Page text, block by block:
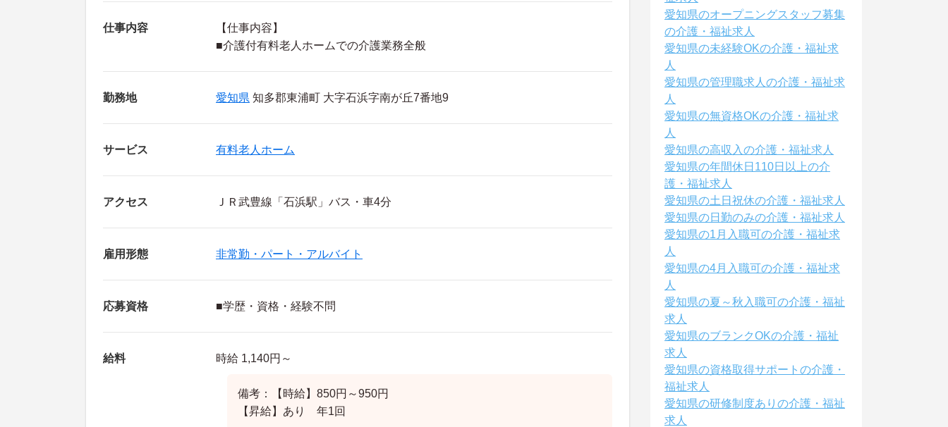
仕事内容
【仕事内容】
■介護付有料老人ホームでの介護業務全般
勤務地 愛知県 知多郡東浦町 大字石浜字南が丘7番地9
サービス 有料老人ホーム
アクセス ＪＲ武豊線「石浜駅」バス・車4分
雇用形態 非常勤・パート・アルバイト
応募資格 ■学歴・資格・経験不問
給料 時給 1,140円～
備考：【時給】850円～950円
【昇給】あり 年1回
愛知県のオープニングスタッフ募集
の介護・福祉求人
愛知県の未経験OKの介護・福祉求
人
愛知県の管理職求人の介護・福祉求
人
愛知県の無資格OKの介護・福祉求
人
愛知県の高収入の介護・福祉求人
愛知県の年間休日110日以上の介
護・福祉求人
愛知県の土日祝休の介護・福祉求人
愛知県の日勤のみの介護・福祉求人
愛知県の1月入職可の介護・福祉求
人
愛知県の4月入職可の介護・福祉求
人
愛知県の夏～秋入職可の介護・福祉
求人
愛知県のブランクOKの介護・福祉
求人
愛知県の資格取得サポートの介護・
福祉求人
愛知県の研修制度ありの介護・福祉
求人